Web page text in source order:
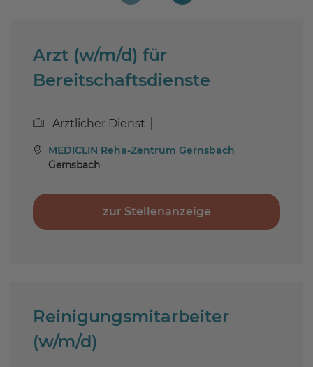
Arzt (w/m/d) für
Bereitschaftsdienste
Ärztlicher Dienst
MEDICLIN Reha-Zentrum Gernsbach
Gernsbach
zur Stellenanzeige
Reinigungsmitarbeiter
(w/m/d)